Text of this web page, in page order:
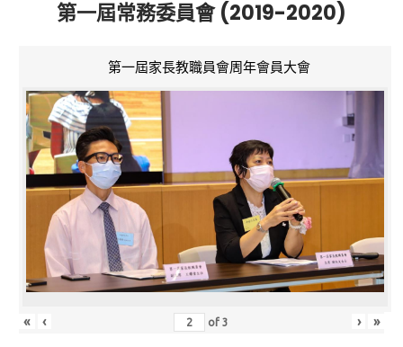
第一屆常務委員會 (2019-2020)
第一屆家長教職員會周年會員大會
« ‹ of3 › »